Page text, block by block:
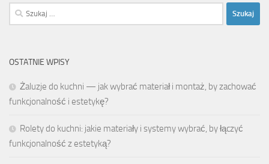
Szukaj:
OSTATNIE WPISY
Żaluzje do kuchni — jak wybrać materiał i montaż, by zachować
funkcjonalność i estetykę?
Rolety do kuchni: jakie materiały i systemy wybrać, by łączyć
funkcjonalność z estetyką?